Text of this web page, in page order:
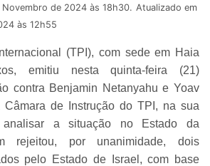
Novembro de 2024 às 18h30. Atualizado em
às 12h55
(TPI), com sede em Haia
emitiu nesta quinta-feira (21)
contra Benjamin Netanyahu e Yoav
Câmara de Instrução do TPI, na sua
analisar a situação no Estado da
rejeitou, por unanimidade, dois
pelo Estado de Israel, com base